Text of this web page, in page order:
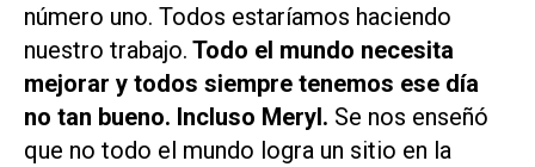
número uno. Todos estaríamos haciendo
nuestro trabajo. Todo el mundo necesita
mejorar y todos siempre tenemos ese día
no tan bueno. Incluso Meryl. Se nos enseñó
que no todo el mundo logra un sitio en la